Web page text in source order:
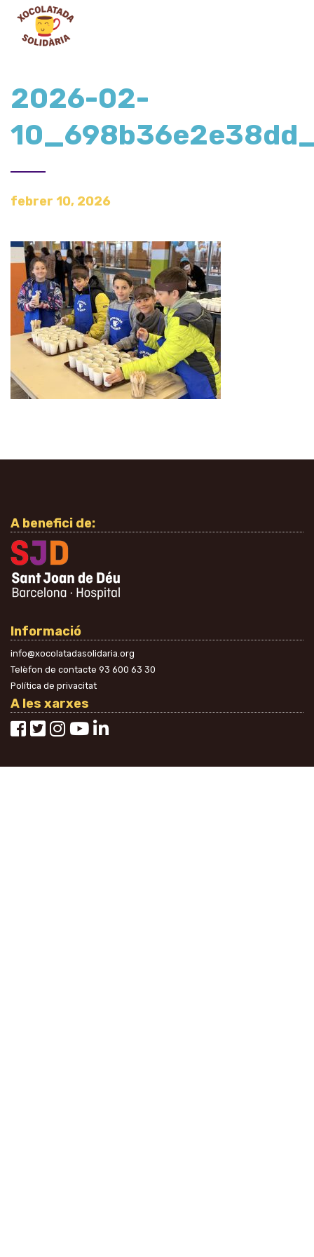
2026-02-
febrer 10, 2026
A benefici de:
Informació
info@xocolatadasolidaria.org
Telèfon de contacte 93 600 63 30
Política de privacitat
A les xarxes